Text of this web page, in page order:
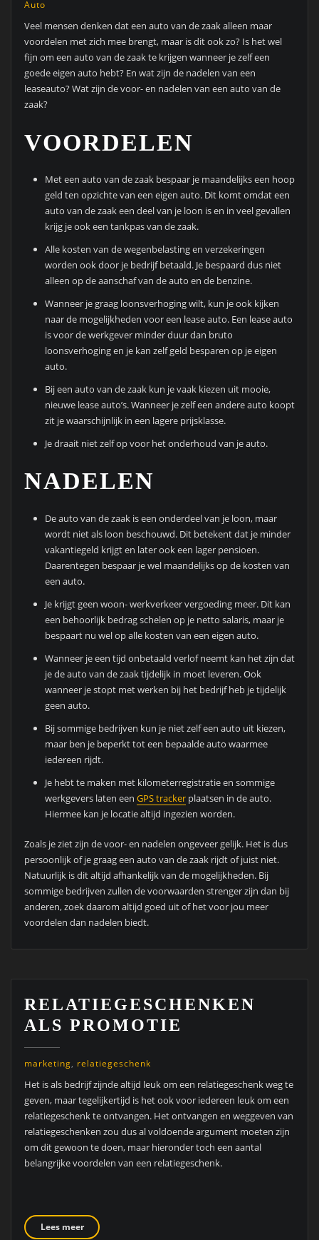
Auto
Veel mensen denken dat een auto van de zaak alleen maar
voordelen met zich mee brengt, maar is dit ook zo? Is het wel
fijn om een auto van de zaak te krijgen wanneer je zelf een
goede eigen auto hebt? En wat zijn de nadelen van een
leaseauto? Wat zijn de voor- en nadelen van een auto van de
zaak?
VOORDELEN
Met een auto van de zaak bespaar je maandelijks een hoop
geld ten opzichte van een eigen auto. Dit komt omdat een
auto van de zaak een deel van je loon is en in veel gevallen
krijg je ook een tankpas van de zaak.
Alle kosten van de wegenbelasting en verzekeringen
worden ook door je bedrijf betaald. Je bespaard dus niet
alleen op de aanschaf van de auto en de benzine.
Wanneer je graag loonsverhoging wilt, kun je ook kijken
naar de mogelijkheden voor een lease auto. Een lease auto
is voor de werkgever minder duur dan bruto
loonsverhoging en je kan zelf geld besparen op je eigen
auto.
Bij een auto van de zaak kun je vaak kiezen uit mooie,
nieuwe lease auto’s. Wanneer je zelf een andere auto koopt
zit je waarschijnlijk in een lagere prijsklasse.
Je draait niet zelf op voor het onderhoud van je auto.
NADELEN
De auto van de zaak is een onderdeel van je loon, maar
wordt niet als loon beschouwd. Dit betekent dat je minder
vakantiegeld krijgt en later ook een lager pensioen.
Daarentegen bespaar je wel maandelijks op de kosten van
een auto.
Je krijgt geen woon- werkverkeer vergoeding meer. Dit kan
een behoorlijk bedrag schelen op je netto salaris, maar je
bespaart nu wel op alle kosten van een eigen auto.
Wanneer je een tijd onbetaald verlof neemt kan het zijn dat
je de auto van de zaak tijdelijk in moet leveren. Ook
wanneer je stopt met werken bij het bedrijf heb je tijdelijk
geen auto.
Bij sommige bedrijven kun je niet zelf een auto uit kiezen,
maar ben je beperkt tot een bepaalde auto waarmee
iedereen rijdt.
Je hebt te maken met kilometerregistratie en sommige
werkgevers laten eenGPS tracker plaatsen in de auto.
Hiermee kan je locatie altijd ingezien worden.
Zoals je ziet zijn de voor- en nadelen ongeveer gelijk. Het is dus
persoonlijk of je graag een auto van de zaak rijdt of juist niet.
Natuurlijk is dit altijd afhankelijk van de mogelijkheden. Bij
sommige bedrijven zullen de voorwaarden strenger zijn dan bij
anderen, zoek daarom altijd goed uit of het voor jou meer
voordelen dan nadelen biedt.
RELATIEGESCHENKEN
ALS PROMOTIE
marketing, relatiegeschenk
Het is als bedrijf zijnde altijd leuk om een relatiegeschenk weg te
geven, maar tegelijkertijd is het ook voor iedereen leuk om een
relatiegeschenk te ontvangen. Het ontvangen en weggeven van
relatiegeschenken zou dus al voldoende argument moeten zijn
om dit gewoon te doen, maar hieronder toch een aantal
belangrijke voordelen van een relatiegeschenk.
Lees meer